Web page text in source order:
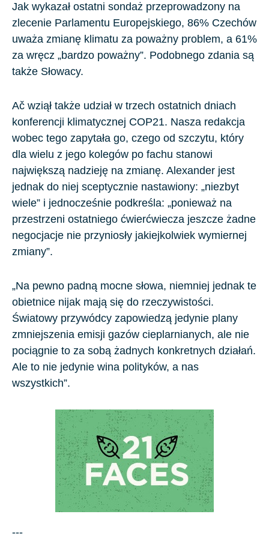
Jak wykazał ostatni sondaż przeprowadzony na
zlecenie Parlamentu Europejskiego, 86% Czechów
uważa zmianę klimatu za poważny problem, a 61%
za wręcz „bardzo poważny”. Podobnego zdania są
także Słowacy.
Ač wziął także udział w trzech ostatnich dniach
konferencji klimatycznej COP21. Nasza redakcja
wobec tego zapytała go, czego od szczytu, który
dla wielu z jego kolegów po fachu stanowi
największą nadzieję na zmianę. Alexander jest
jednak do niej sceptycznie nastawiony: „niezbyt
wiele” i jednocześnie podkreśla: „ponieważ na
przestrzeni ostatniego ćwierćwiecza jeszcze żadne
negocjacje nie przyniosły jakiejkolwiek wymiernej
zmiany”.
„Na pewno padną mocne słowa, niemniej jednak te
obietnice nijak mają się do rzeczywistości.
Światowy przywódcy zapowiedzą jedynie plany
zmniejszenia emisji gazów cieplarnianych, ale nie
pociągnie to za sobą żadnych konkretnych działań.
Ale to nie jedynie wina polityków, a nas
wszystkich”.
---